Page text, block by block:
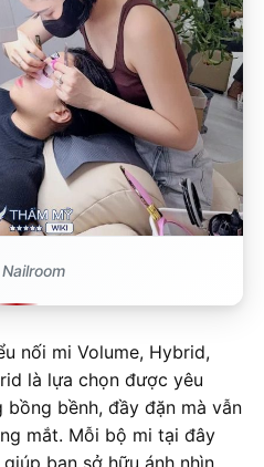
nối mi Volume, Hybrid,
là lựa chọn được yêu
bềnh, đầy đặn mà vẫn
mắt. Mỗi bộ mi tại đây